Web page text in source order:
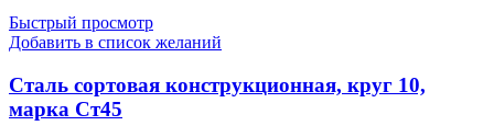
Быстрый просмотр
Добавить в список желаний
Сталь сортовая конструкционная, круг 10,
марка Ст45